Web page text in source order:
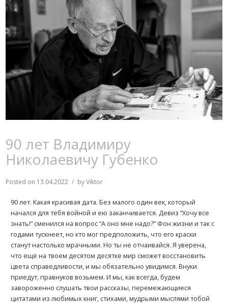
90 лет Владимиру
Николаевичу Губенко
Posted on 13.04.2022 byViktor
90 лет. Какая красивая дата. Без малого один век, который
начался для тебя войной и ею заканчивается. Девиз “Хочу все
знать!” сменился на вопрос “А оно мне надо?” Фон жизни и так с
годами тускнеет, но кто мог предположить, что его краски
станут настолько мрачными. Но ты не отчаивайся. Я уверена,
что ещё на твоем десятом десятке мир сможет восстановить
цвета справедливости, и мы обязательно увидимся. Внуки
приедут, правнуков возьмем. И мы, как всегда, будем
завороженно слушать твои рассказы, перемежающиеся
цитатами из любимых книг, стихами, мудрыми мыслями тобой